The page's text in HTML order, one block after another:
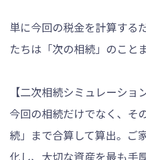
単に今回の税金を計算する
たちは「次の相続」のこと
【二次相続シミュレーション
今回の相続だけでなく、そ
続」まで合算して算出。ご
化し、大切な資産を最も手